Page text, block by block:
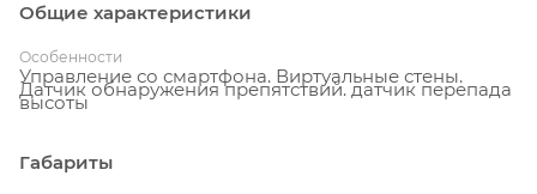
Общие характеристики
Особенности
Управление со смартфона. Виртуальные стены.
Датчик обнаружения препятствий. датчик перепада
высоты
Габариты